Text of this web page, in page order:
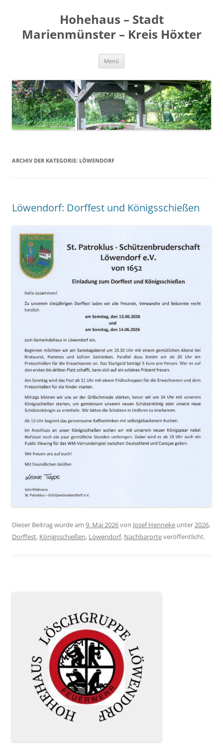
Hohehaus – Stadt
Marienmünster – Kreis Höxter
Menü
ARCHIV DER KATEGORIE: LÖWENDORF
Löwendorf: Dorffest und Königsschießen
Dieser Beitrag wurde am 9. Mai 2026von Josef Henneke unter2026,
Dorffest, Königsschießen, Löwendorf, Nachbarorteveröffentlicht.